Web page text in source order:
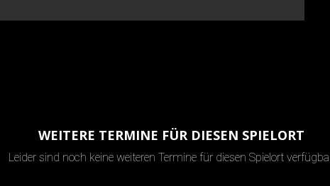
WEITERE TERMINE FÜR DIESEN SPIELORT
Leider sind noch keine weiteren Termine für diesen Spielort